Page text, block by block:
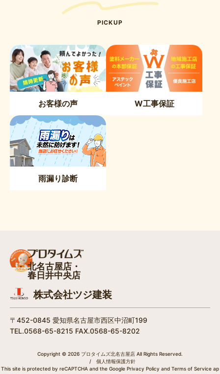
PICKUP
お客様の声 W工事保証
雨漏り診断
北名古屋店・
春日井中央店
株式会社ツジ建装
〒452-0845 愛知県名古屋市西区中沼町199
TEL.0568-65-8215 FAX.0568-65-8202
Copyright © 2026 プロタイムズ北名古屋店 All Rights Reserved.
/
個人情報保護方針
This site is protected by reCAPTCHA and the Google Privacy Policy and Terms of Service ap